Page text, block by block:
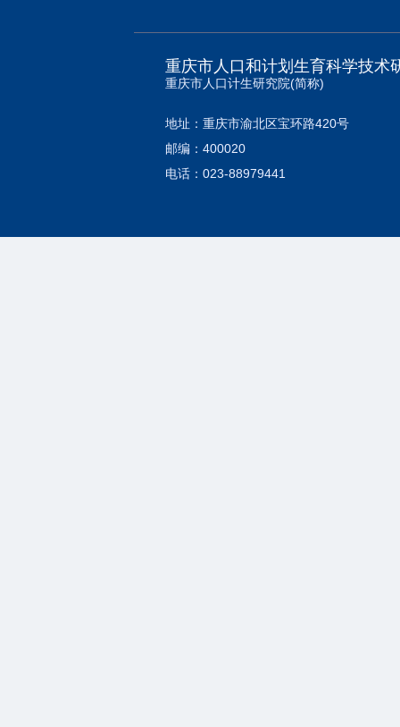
重庆市人口和计划生育科学技术
重庆市人口计生研究院(简称)
地址：重庆市渝北区宝环路420号
邮编：400020
电话：023-88979441